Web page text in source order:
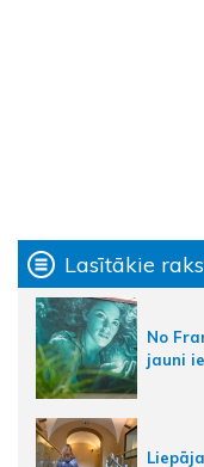
Lasītākie
No
jauni